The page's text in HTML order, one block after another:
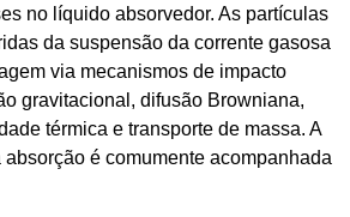
no líquido absorvedor. As partículas
da suspensão da corrente gasosa
via mecanismos de impacto
gravitacional, difusão Browniana,
térmica e transporte de massa. A
é comumente acompanhada